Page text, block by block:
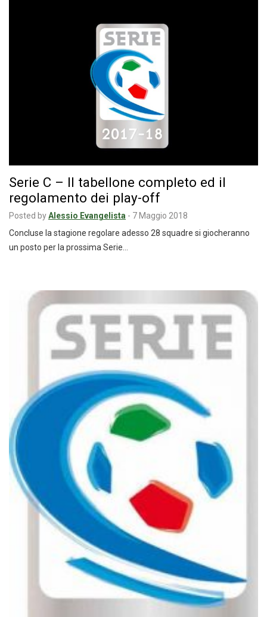
Serie C – Il tabellone completo ed il
regolamento dei play-off
Posted byAlessio Evangelista - 7 Maggio 2018
Concluse la stagione regolare adesso 28 squadre si giocheranno
un posto per la prossima Serie…